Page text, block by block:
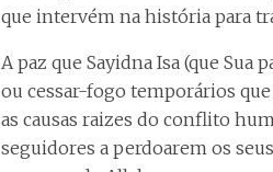
que intervém na história para
A paz que Sayidna Isa (que
ou cessar-fogo temporários
as causas raizes do conflito
seguidores a perdoarem os